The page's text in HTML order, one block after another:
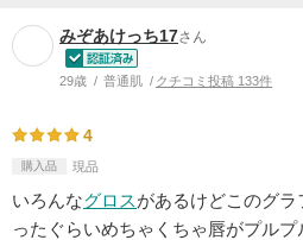
みぞあけっち17さん
29歳 普通肌 クチコミ投稿 133件
4
購入品 現品
いろんなグロスがあるけどこのグ
ったぐらいめちゃくちゃ唇がプルプ